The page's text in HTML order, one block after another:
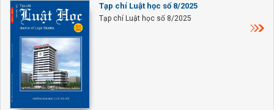
Tạp chí Luật học số 8/2025
Tạp chí Luật học số 8/2025